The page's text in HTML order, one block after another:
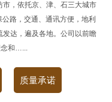
，依托京、津、石三大城市
路，交通、通讯方便，地利
达，遍及各地。公司以前瞻
念和…...
质量承诺